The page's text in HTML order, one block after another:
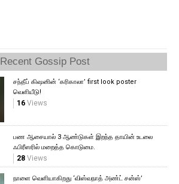
Recent Gossip Post
சந்தீப் கிஷனின் ‘கரிகாலா’ first look poster
வெளியீடு!
16Views
பண ஆசையால் 3 ஆண்டுகள் இறந்த தாயின் உடலை
ஃபிரீஸரில் மறைத்த கொடுமை.
28Views
நாளை வெளியாகிறது ‘விஸ்வநாத் அண்ட் சன்ஸ்’